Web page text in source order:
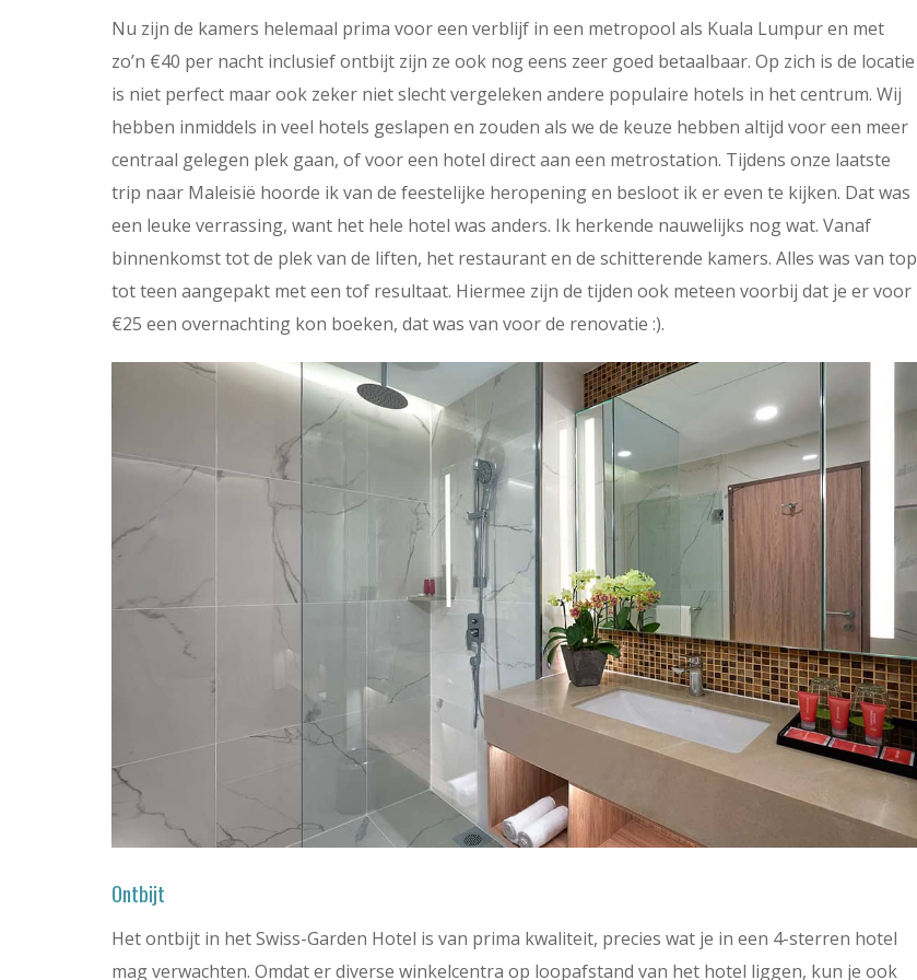
Nu zijn de kamers helemaal prima voor een verblijf in een metropool als Kuala Lumpur en met
zo’n €40 per nacht inclusief ontbijt zijn ze ook nog eens zeer goed betaalbaar. Op zich is de locatie
is niet perfect maar ook zeker niet slecht vergeleken andere populaire hotels in het centrum. Wij
hebben inmiddels in veel hotels geslapen en zouden als we de keuze hebben altijd voor een meer
centraal gelegen plek gaan, of voor een hotel direct aan een metrostation. Tijdens onze laatste
trip naar Maleisië hoorde ik van de feestelijke heropening en besloot ik er even te kijken. Dat was
een leuke verrassing, want het hele hotel was anders. Ik herkende nauwelijks nog wat. Vanaf
binnenkomst tot de plek van de liften, het restaurant en de schitterende kamers. Alles was van top
tot teen aangepakt met een tof resultaat. Hiermee zijn de tijden ook meteen voorbij dat je er voor
€25 een overnachting kon boeken, dat was van voor de renovatie :).
Ontbijt
Het ontbijt in het Swiss-Garden Hotel is van prima kwaliteit, precies wat je in een 4-sterren hotel
mag verwachten. Omdat er diverse winkelcentra op loopafstand van het hotel liggen, kun je ook